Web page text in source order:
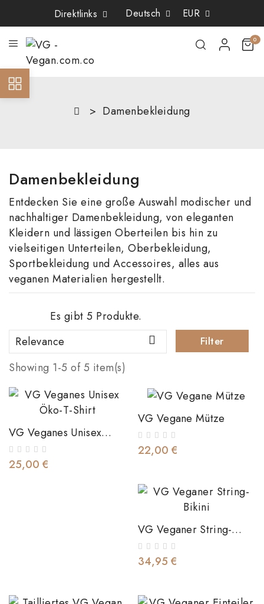
Add to wishlist
((title))
((label))
((modalTitle))
((confirmMessage))
Sign in
You need to be logged in to save products in your wishlist.
Direktlinks EUR
Deutsch
0
Damenbekleidung
Damenbekleidung
Entdecken Sie eine große Auswahl modischer und
nachhaltiger Damenbekleidung, von eleganten
Kleidern und lässigen Oberteilen bis hin zu
vielseitigen Unterteilen, Oberbekleidung,
Sportbekleidung und Accessoires, alles aus
veganen Materialien hergestellt.
Es gibt 5 Produkte.
Relevance
 Filter
Showing 1-5 of 5 item(s)
VG Veganes Unisex
Öko-T-Shirt
25,00 €
VG Vegane Mütze
22,00 €
VG Veganer String-
Bikini
34,95 €